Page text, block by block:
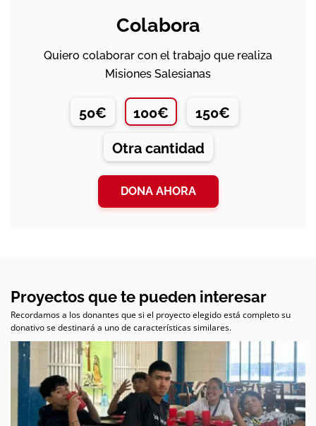
Colabora
Quiero colaborar con el trabajo que realiza
Misiones Salesianas
50€ 100€ 150€
Otra cantidad
DONA AHORA
Proyectos que te pueden interesar
Recordamos a los donantes que si el proyecto elegido está completo su
donativo se destinará a uno de características similares.